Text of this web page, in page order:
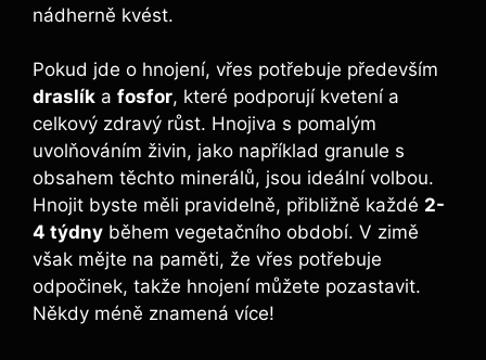
nádherně kvést.
Pokud jde o hnojení, vřes potřebuje především
draslík a fosfor, které podporují kvetení a
celkový zdravý růst. Hnojiva s pomalým
uvolňováním živin, jako například granule s
obsahem těchto minerálů, jsou ideální volbou.
Hnojit byste měli pravidelně, přibližně každé 2-
4 týdny během vegetačního období. V zimě
však mějte na paměti, že vřes potřebuje
odpočinek, takže hnojení můžete pozastavit.
Někdy méně znamená více!